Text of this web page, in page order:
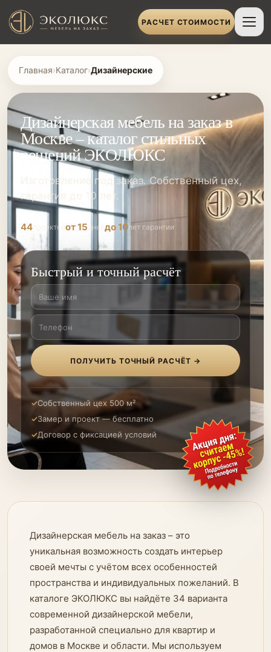
РАСЧЕТ СТОИМОСТИ
Главная›Каталог›Дизайнерские
Дизайнерская мебель на заказ в
Москве – каталог стильных
решений ЭКОЛЮКС
Изготовление под заказ. Собственный цех,
гарантия до 10 лет.
44 проектов от 15 дней до 10лет гарантии
Быстрый и точный расчёт
ПОЛУЧИТЬ ТОЧНЫЙ РАСЧЁТ →
Собственный цех 500 м²
Замер и проект — бесплатно
Договор с фиксацией условий
Дизайнерская мебель на заказ – это
уникальная возможность создать интерьер
своей мечты с учётом всех особенностей
пространства и индивидуальных пожеланий. В
каталоге ЭКОЛЮКС вы найдёте 34 варианта
современной дизайнерской мебели,
разработанной специально для квартир и
домов в Москве и области. Мы используем